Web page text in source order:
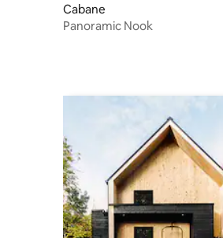
Cabane
Panoramic Nook